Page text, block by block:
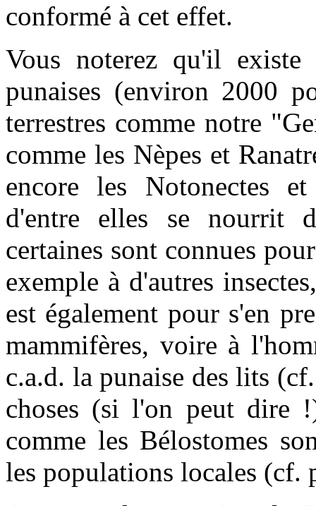
conformé à cet effet.
Vous noterez qu'il existe
punaises (environ 2000
terrestres comme notre
comme les Nèpes et
encore les Notonectes
d'entre elles se nourrit
certaines sont connues
exemple à d'autres
est également pour s'en
mammifères, voire à
c.a.d. la punaise des lits
choses (si l'on peut dire
comme les Bélostomes
les populations locales (cf.